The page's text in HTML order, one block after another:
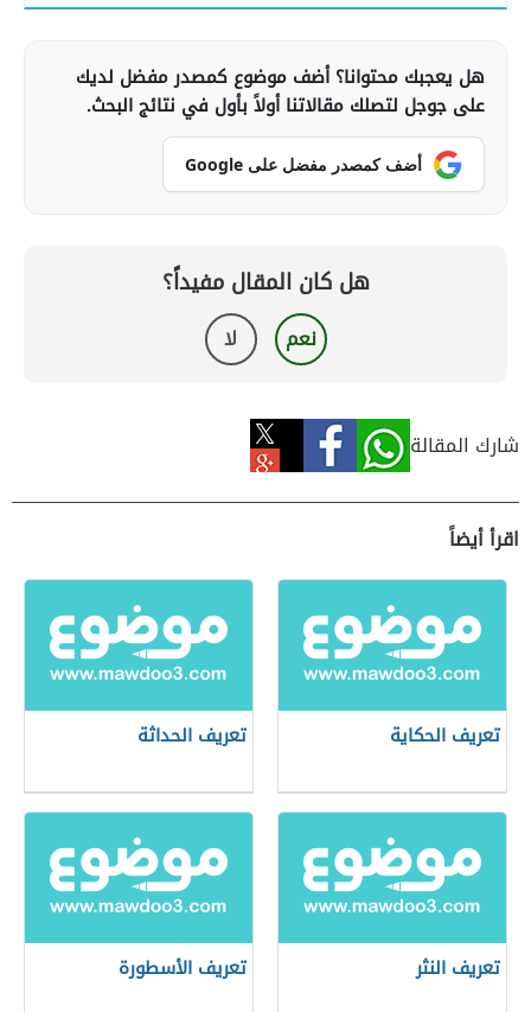
هل يعجبك محتوانا؟ أضف موضوع كمصدر مفضل لديك
على جوجل لتصلك مقالاتنا أولاً بأول في نتائج البحث.
أضف كمصدر مفضل على Google
هل كان المقال مفيداً؟
نعم لا
شارك المقالة
اقرأ أيضاً
تعريف الحكاية تعريف الحداثة
تعريف النثر تعريف الأسطورة